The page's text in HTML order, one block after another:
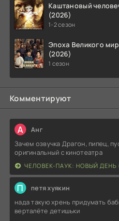
Каштановый
(2026)
1-2 сезон
Эпоха Великого
(2026)
1 сезон
Комментируют
А Анг
Зачем озвучка Драгон, пипец,
оригинальный с кинотеатра
ЧЕЛОВЕК-ПАУК: НОВЫЙ ДЕНЬ
П петя хуякин
нада такую хрень придумать
верталёте детишьки